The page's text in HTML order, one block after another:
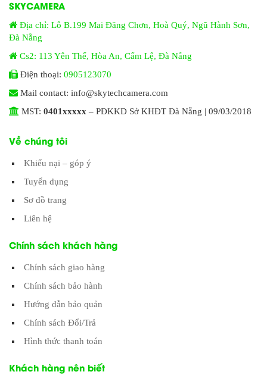
SKYCAMERA
Địa chỉ: Lô B.199 Mai Đăng Chơn, Hoà Quý, Ngũ Hành Sơn,
Đà Nẵng
Cs2: 113 Yên Thế, Hòa An, Cẩm Lệ, Đà Nẵng
Điện thoại: 0905123070
Mail contact: info@skytechcamera.com
MST: 0401xxxxx – PĐKKD Sở KHĐT Đà Nẵng | 09/03/2018
Về chúng tôi
Khiếu nại – góp ý
Tuyển dụng
Sơ đồ trang
Liên hệ
Chính sách khách hàng
Chính sách giao hàng
Chính sách bảo hành
Hướng dẫn bảo quản
Chính sách Đổi/Trả
Hình thức thanh toán
Khách hàng nên biết